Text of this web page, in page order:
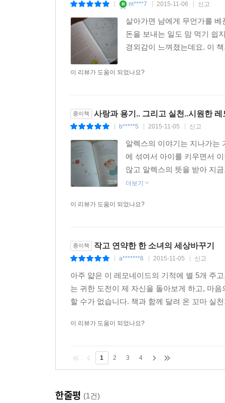
m****7 2015-11-06 신고
살아가면 남에게 무언가를
돈을 보내는 일도 맘 먹기 쉽
경외감이 느껴졌는데요. 이
이 리뷰가 도움이 되었나요?
종이책 사랑과 용기.. 그리고 실천..시원한
b*****5 2015-11-05 신고
알렉스의 이야기는 지나가는
에 섞여서 아이를 키우면서
않고 알렉스의 뜻을 받아 지
더보기
이 리뷰가 도움이 되었나요?
종이책 작고 연약한 한 소녀의 세상바꾸기
a*******6 2015-11-05 신고
아주 얇은 이 레모네이드의 기적에 별 5개 주
는 귀한 도전이 제 자신을 돌아보게 하고, 마
할 수가 없습니다. 책과 함께 달려 온 꼬마 실
이 리뷰가 도움이 되었나요?
1 2 3 4
한줄평 (1건)